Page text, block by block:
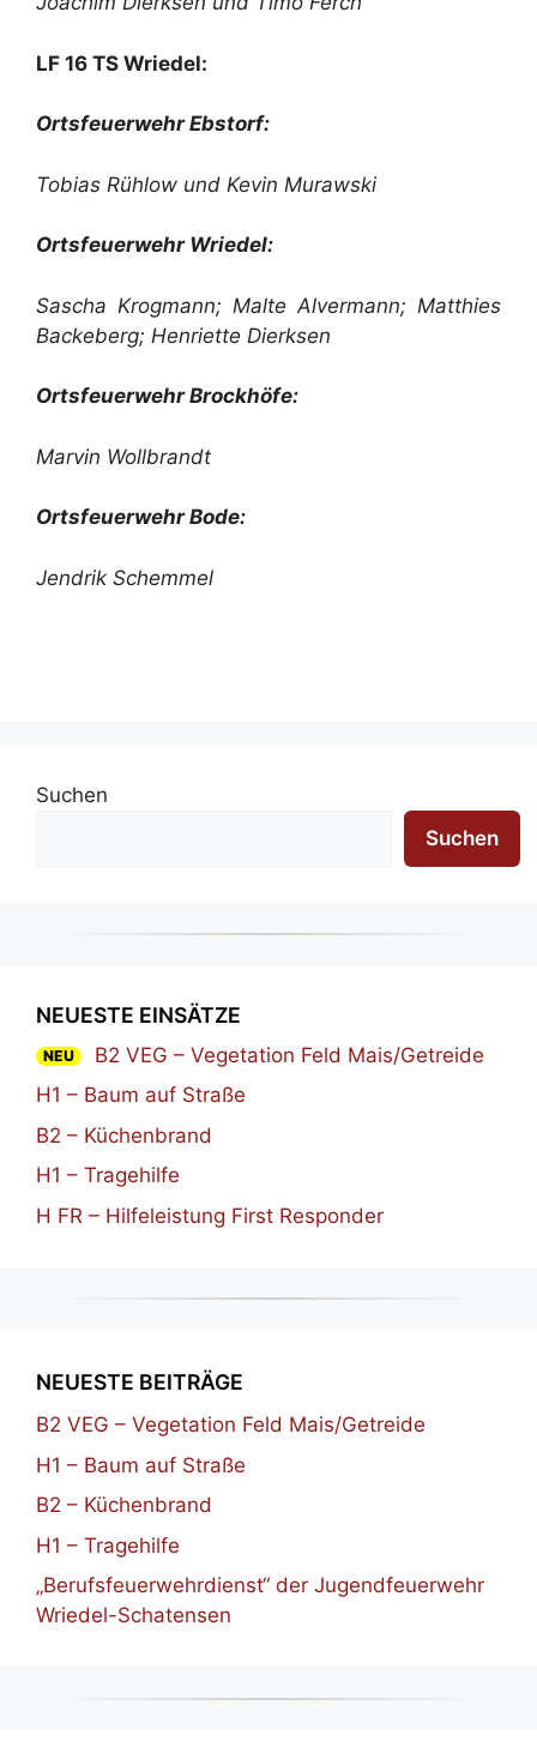
LF 16 TS Wriedel:
Ortsfeuerwehr Ebstorf:
Tobias Rühlow und Kevin Murawski
Ortsfeuerwehr Wriedel:
Sascha Krogmann; Malte Alvermann; Matthies
Backeberg; Henriette Dierksen
Ortsfeuerwehr Brockhöfe:
Marvin Wollbrandt
Ortsfeuerwehr Bode:
Jendrik Schemmel
Suchen
Suchen
NEUESTE EINSÄTZE
NEU
B2 VEG – Vegetation Feld Mais/Getreide
H1 – Baum auf Straße
B2 – Küchenbrand
H1 – Tragehilfe
H FR – Hilfeleistung First Responder
NEUESTE BEITRÄGE
B2 VEG – Vegetation Feld Mais/Getreide
H1 – Baum auf Straße
B2 – Küchenbrand
H1 – Tragehilfe
„Berufsfeuerwehrdienst“ der Jugendfeuerwehr
Wriedel-Schatensen